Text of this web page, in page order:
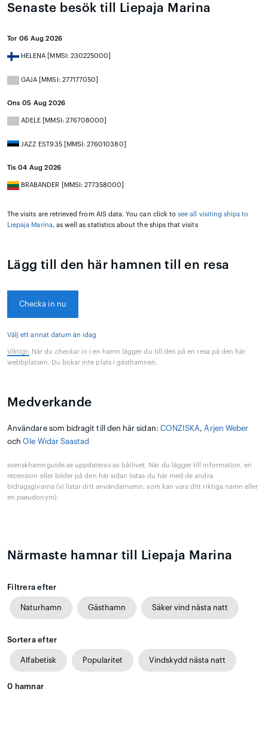
Senaste besök till Liepaja Marina
Tor 06 Aug 2026
HELENA [MMSI: 230225000]
GAJA [MMSI: 277177050]
Ons 05 Aug 2026
ADELE [MMSI: 276708000]
JAZZ EST935 [MMSI: 276010380]
Tis 04 Aug 2026
BRABANDER [MMSI: 277358000]
The visits are retrieved from AIS data. You can click tosee all visiting ships to
Liepaja Marina, as well as statistics about the ships that visits
Lägg till den här hamnen till en resa
Checka in nu
Välj ett annat datum än idag
Viktigt: När du checkar in i en hamn lägger du till den på en resa på den här
webbplatsen. Du bokar inte plats i gästhamnen.
Medverkande
Användare som bidragit till den här sidan: CONZISKA, Arjen Weber
ochOle Widar Saastad
svenskhamnguide.se uppdateras av båtlivet. När du lägger till information, en
recension eller bilder på den här sidan listas du här med de andra
bidragsgivarna (vi listar ditt användarnamn, som kan vara ditt riktiga namn eller
en pseudonym).
Närmaste hamnar till Liepaja Marina
Filtrera efter
Naturhamn Gästhamn Säker vind nästa natt
Sortera efter
Alfabetisk Popularitet Vindskydd nästa natt
0 hamnar